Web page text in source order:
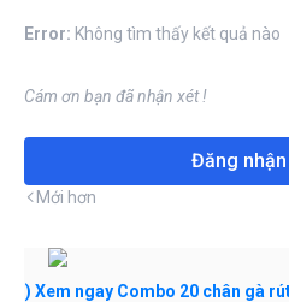
Error: Không tìm thấy kết quả nào
Cám ơn bạn đã nhận xét !
Đăng
Mới hơn
ngay Combo 20 chân gà rút